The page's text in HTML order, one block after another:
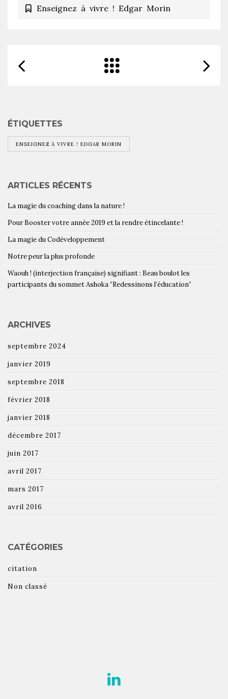
Enseignez à vivre ! Edgar Morin
ÉTIQUETTES
ENSEIGNEZ À VIVRE ! EDGAR MORIN
ARTICLES RÉCENTS
La magie du coaching dans la nature !
Pour Booster votre année 2019 et la rendre étincelante !
La magie du Codéveloppement
Notre peur la plus profonde
Waouh ! (interjection française) signifiant : Beau boulot les
participants du sommet Ashoka “Redessinons l’éducation”
ARCHIVES
septembre 2024
janvier 2019
septembre 2018
février 2018
janvier 2018
décembre 2017
juin 2017
avril 2017
mars 2017
avril 2016
CATÉGORIES
citation
Non classé